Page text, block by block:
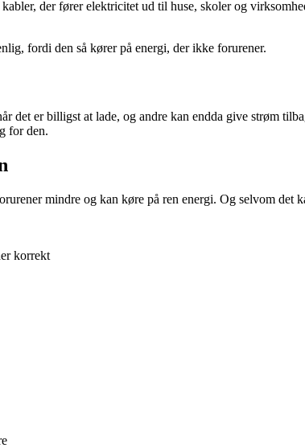
kabler, der fører elektricitet ud til huse, skoler og
fordi den så kører på energi, der ikke forurener.
er billigst at lade, og andre kan endda give strøm
for den.
mindre og kan køre på ren energi. Og selvom
korrekt